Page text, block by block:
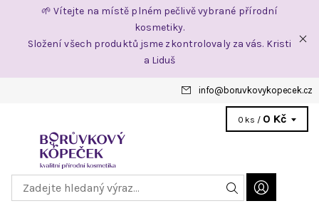
🌱 Vítejte na místě plném pečlivě vybrané přírodní
kosmetiky.
Složení všech produktů jsme zkontrolovaly za vás. Kristi
a Liduš
info@ boruvkovykopecek.cz
0 ks / 0 Kč